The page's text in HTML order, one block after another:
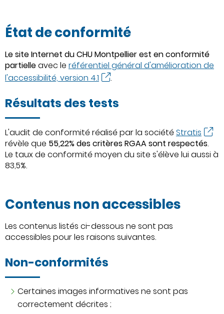
État de conformité
Le site Internet du CHU Montpellier est en conformité
partielleavec le référentiel général d'amélioration de
l'accessibilité, version 4.1
.
Résultats des tests
L'audit de conformité réalisé par la sociétéStratis
révèle que 55,22% des critères RGAA sont respectés.
Le taux de conformité moyen du site s'élève lui aussi à
83,5%.
Contenus non accessibles
Les contenus listés ci-dessous ne sont pas
accessibles pour les raisons suivantes.
Non-conformités
Certaines images informatives ne sont pas
correctement décrites ;